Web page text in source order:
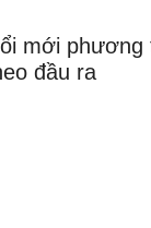
mới phương
đầu ra